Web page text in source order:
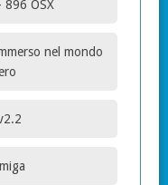
896 OSX
nel mondo